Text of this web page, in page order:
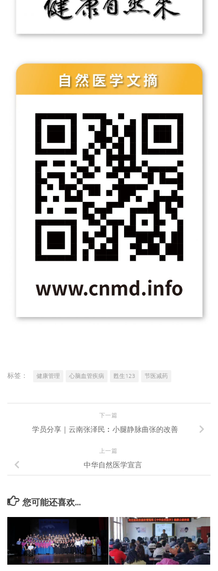
标签： 健康管理 心脑血管疾病 甦生123 节医减药
下一篇
学员分享｜云南张泽民︰小腿静脉曲张的改善
上一篇
中华自然医学宣言
您可能还喜欢...